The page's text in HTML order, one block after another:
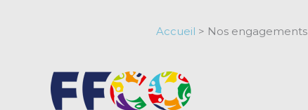
Accueil > Nos engagements